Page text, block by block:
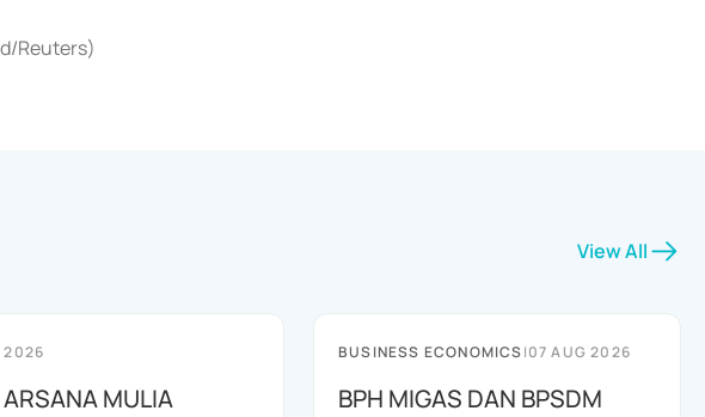
Reuters)
View All
2026
MULIA
BUSINESS ECONOMICS|07 AUG 2026
BPH MIGAS DAN BPSDM